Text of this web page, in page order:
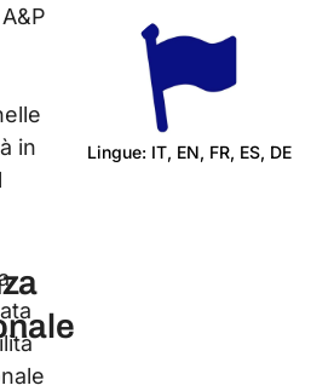
in
Lingue: IT, EN, FR, ES, DE